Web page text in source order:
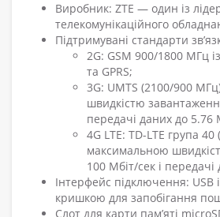
Виробник: ZTE — один із
телекомунікаційного
Підтримувані стандарти
2G: GSM 900/1800 МГц
та GPRS;
3G: UMTS (2100/900
швидкістю
передачі даних до 5.76
4G LTE: TD-LTE група 40
максимальною
100 Мбіт/сек і передачі
Інтерфейс підключення: USB
кришкою для запобігання
Слот для карти пам’яті